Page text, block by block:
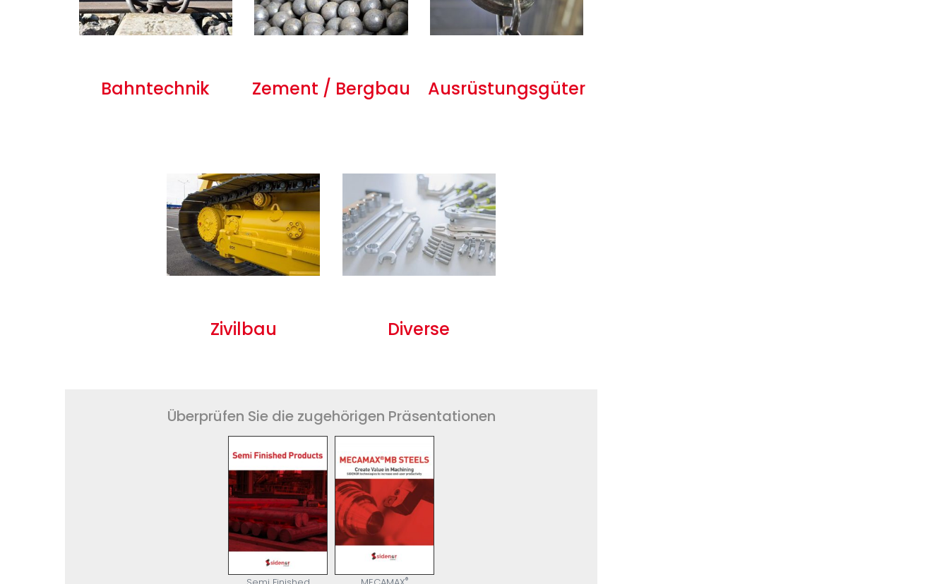
Bahntechnik Zement / Bergbau Ausrüstungsgüter
Zivilbau Diverse
Überprüfen Sie die zugehörigen Präsentationen
®